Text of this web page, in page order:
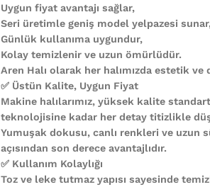
Uygun fiyat avantajı sağlar,
Seri üretimle geniş model yelpazesi sunar,
Günlük kullanıma uygundur,
Kolay temizlenir ve uzun ömürlüdür.
Aren Halı olarak her halımızda estetik ve
✅ Üstün Kalite, Uygun Fiyat
Makine halılarımız, yüksek kalite
teknolojisine kadar her detay titizlikle
Yumuşak dokusu, canlı renkleri ve uzun
açısından son derece avantajlıdır.
✅ Kullanım Kolaylığı
Toz ve leke tutmaz yapısı sayesinde